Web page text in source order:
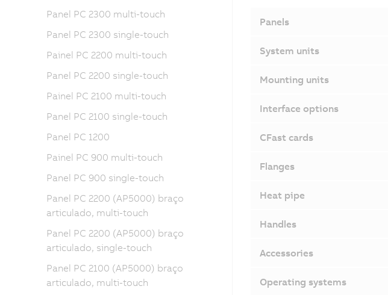
Panels
System units
Mounting units
Interface options
CFast cards
Flanges
Heat pipe
Handles
Accessories
Operating systems
Panel PC 2300 multi-touch
Panel PC 2300 single-touch
Painel PC 2200 multi-touch
Panel PC 2200 single-touch
Painel PC 2100 multi-touch
Panel PC 2100 single-touch
Panel PC 1200
Painel PC 900 multi-touch
Panel PC 900 single-touch
Panel PC 2200 (AP5000) braço
articulado, multi-touch
Panel PC 2200 (AP5000) braço
articulado, single-touch
Panel PC 2100 (AP5000) braço
articulado, multi-touch